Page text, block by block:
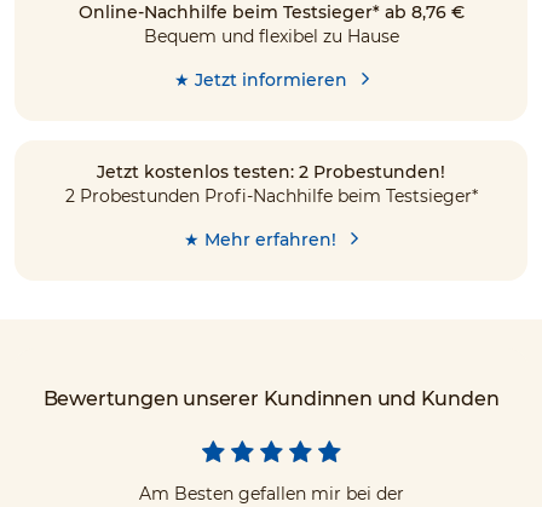
Online-Nachhilfe beim Testsieger* ab 8,76 €
Bequem und flexibel zu Hause
★ Jetzt informieren
Jetzt kostenlos testen: 2 Probestunden!
2 Probestunden Profi-Nachhilfe beim Testsieger*
★ Mehr erfahren!
Bewertungen unserer Kundinnen und Kunden
Am Besten gefallen mir bei der